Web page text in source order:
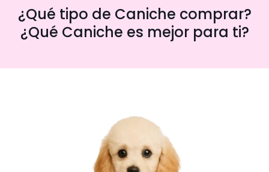
¿Qué tipo de Caniche comprar?
¿Qué Caniche es mejor para ti?